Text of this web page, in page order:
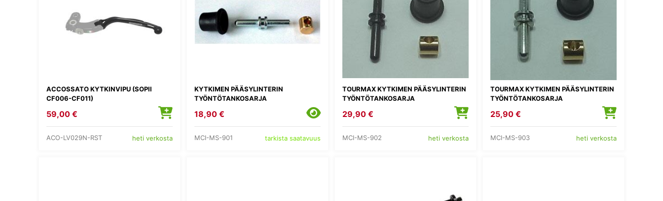
ACCOSSATO KYTKINVIPU (SOPII
CF006-CF011)
59,00 €
ACO-LV029N-RST heti verkosta
KYTKIMEN PÄÄSYLINTERIN
TYÖNTÖTANKOSARJA
18,90 €
MCI-MS-901 tarkista saatavuus
TOURMAX KYTKIMEN PÄÄSYLINTERIN
TYÖNTÖTANKOSARJA
29,90 €
MCI-MS-902 heti verkosta
TOURMAX KYTKIMEN PÄÄSYLINTERIN
TYÖNTÖTANKOSARJA
25,90 €
MCI-MS-903 heti verkosta